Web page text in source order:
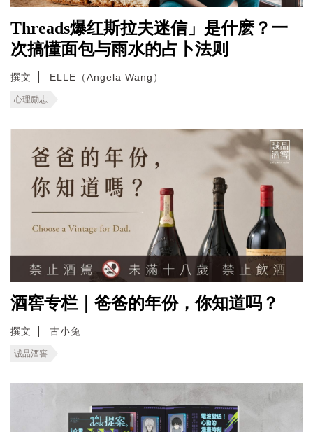
Threads爆红斯拉夫迷信」是什麽？一
次搞懂面包与雨水的占卜法则
撰文 ELLE（Angela Wang）
心理励志
酒窖专栏｜爸爸的年份，你知道吗？
撰文 古小兔
诚品酒窖